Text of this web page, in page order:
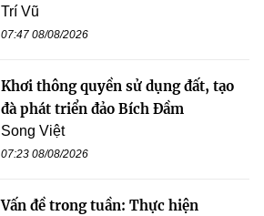
Trí Vũ
07:47 08/08/2026
Khơi thông quyền sử dụng đất, tạo
đà phát triển đảo Bích Đầm
Song Việt
07:23 08/08/2026
Vấn đề trong tuần: Thực hiện